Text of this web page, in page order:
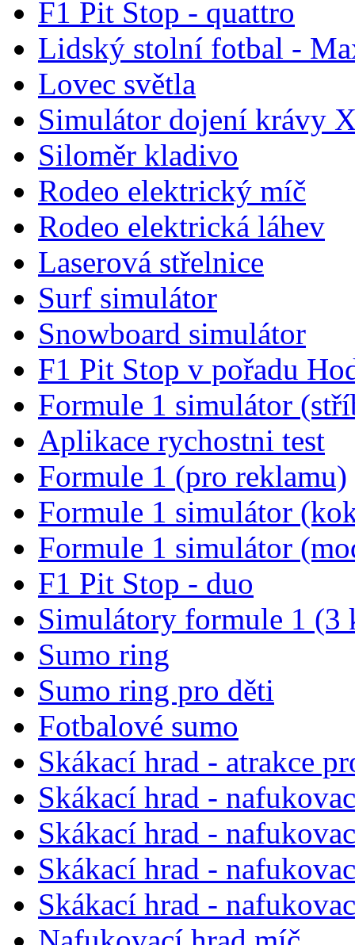
F1 Pit Stop - quattro
Lidský stolní fotbal -
Lovec světla
Simulátor dojení krávy
Siloměr kladivo
Rodeo elektrický míč
Rodeo elektrická láhev
Laserová střelnice
Surf simulátor
Snowboard simulátor
F1 Pit Stop v pořadu
Formule 1 simulátor
Aplikace rychostni test
Formule 1 (pro reklamu)
Formule 1 simulátor
Formule 1 simulátor
F1 Pit Stop - duo
Simulátory formule 1 (3
Sumo ring
Sumo ring pro děti
Fotbalové sumo
Skákací hrad - atrakce
Skákací hrad -
Skákací hrad -
Skákací hrad -
Skákací hrad -